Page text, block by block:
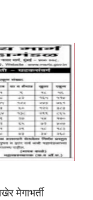
मेगाभर्ती